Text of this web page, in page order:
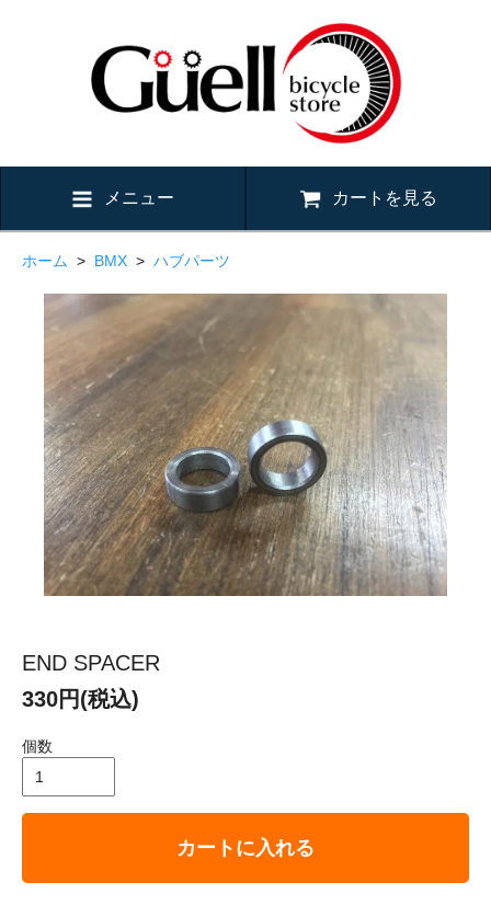
メニュー カートを見る
ホーム > BMX > ハブパーツ
END SPACER
330円(税込)
個数
カートに入れる